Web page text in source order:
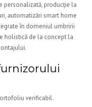
personalizată, producție la
automatizări smart home
în domeniul umbririi
holistică de la concept la
verificabil.